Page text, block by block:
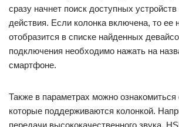
сразу начнет поиск доступных
действия. Если колонка включена, то ее
отобразится в списке найденных
подключения необходимо нажать на
смартфоне.
Также в параметрах можно
которые поддерживаются колонкой.
передачи высококачественного звука,